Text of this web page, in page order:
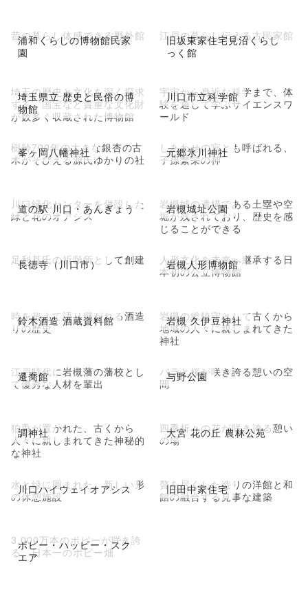
浦和くらしの博物館民家
園
昔の暮らし体感できる野外館
旧坂東家住宅見沼くらし
っく館
江戸の暮らし伝える古民家館
埼玉県立 歴史と民俗の博
物館
埼玉の歴史と文化を深く探求
する、国宝など貴重な文化財
が数多く収蔵された博物館
川口市立科学館
宇宙から身近な科学まで、体
験を通して学ぶサイエンスワ
ールド
峯ヶ岡八幡神社
樹齢700年の大きな銀杏の古
木がそびえる源氏ゆかりの社
元郷氷川神社
しあわせの宮とも呼ばれる、
子孫繁栄の神
道の駅 川口・あんぎょう
川口緑化センターを併設した
緑と花のオアシス
岩槻城址公園
岩槻城の遺構である土塁や空
堀が残されており、歴史を感
じることができる
長徳寺（川口市）
足利基氏の祈願所として創建 岩槻人形博物館
人形文化を未来へ継承する日
本初の公立博物館
鈴木酒造 酒蔵資料館
時を超えて語り継がれる酒造
りの歴史
岩槻 久伊豆神社
岩槻の総鎮守として古くから
地域の人々に親しまれてきた
神社
遷喬館
江戸時代に岩槻藩の藩校とし
て優秀な人材を輩出
与野公園
バラと桜が咲き誇る憩いの空
間
調神社
狛兎が置かれた、古くから
人々に親しまれてきた神秘的
な神社
大宮 花の丘 農林公苑
四季折々の花が咲き誇る憩い
の場
川口ハイウェイオアシス
水と緑に囲まれた、新しい形
の休憩施設
旧田中家住宅
贅を尽くした造りの洋館と和
館の融合する見事な建築
ポピー・ハッピー・スク
エア
3,000万本のポピーが咲き誇
る、日本一のポピー畑